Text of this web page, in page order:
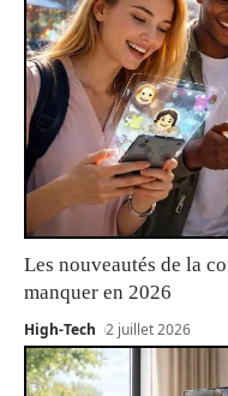
Les nouveautés de la
manquer en 2026
High-Tech 2 juillet 2026